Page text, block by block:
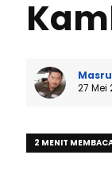
27 Mei
2 MENIT